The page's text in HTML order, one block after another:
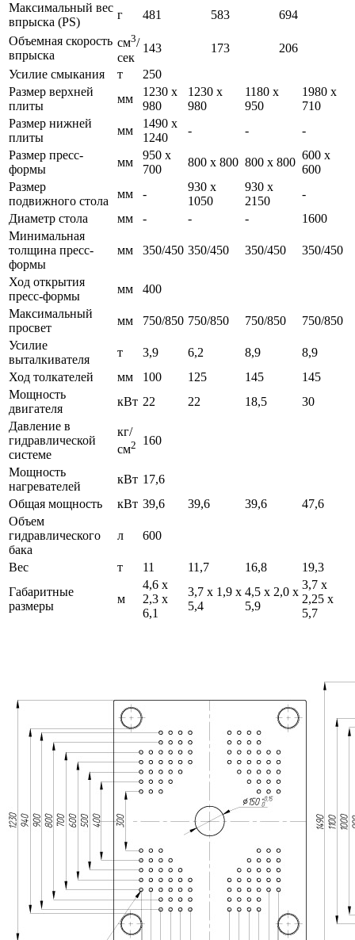
Максимальный вес
впрыска (PS)
г 481 583
694
Объемная скорость
впрыска
см3/
сек
143 173
206
Усилие смыкания
т
250
Размер верхней
плиты
мм
1230 х
980
1230 х
980
1180 х
950
1980 х
710
Размер нижней
плиты
мм
1490 х
1240
- -
-
Размер пресс-
формы
мм
950 х
700
800 х 800 800 х 800
600 х
600
Размер
подвижного стола
мм -
930 х
1050
930 х
2150
-
Диаметр стола
мм - - -
1600
Минимальная
толщина пресс-
формы
мм 350/450 350/450 350/450 350/450
Ход открытия
пресс-формы
мм
400
Максимальный
просвет
мм 750/850 750/850 750/850
750/850
Усилие
выталкивателя
т 3,9 6,2 8,9
8,9
Ход толкателей
мм 100 125 145
145
Мощность
двигателя
кВт 22 22 18,5
30
Давление в
гидравлической
системе
кг/
см2 160
Мощность
нагревателей
кВт 17,6
Общая мощность
кВт 39,6 39,6 39,6
47,6
Объем
гидравлического
бака
л 600
Вес т 11 11,7 16,8
19,3
Габаритные
размеры
м
4,6 х
2,3 х
6,1
3,7 х 1,9 х
5,4
4,5 х 2,0 х
5,9
3,7 х
2,25 х
5,7